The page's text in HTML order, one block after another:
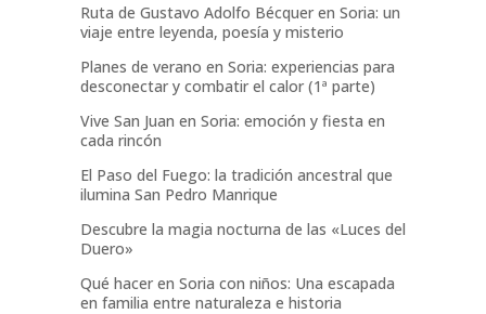
Ruta de Gustavo Adolfo Bécquer en Soria: un
viaje entre leyenda, poesía y misterio
Planes de verano en Soria: experiencias para
desconectar y combatir el calor (1ª parte)
Vive San Juan en Soria: emoción y fiesta en
cada rincón
El Paso del Fuego: la tradición ancestral que
ilumina San Pedro Manrique
Descubre la magia nocturna de las «Luces del
Duero»
Qué hacer en Soria con niños: Una escapada
en familia entre naturaleza e historia